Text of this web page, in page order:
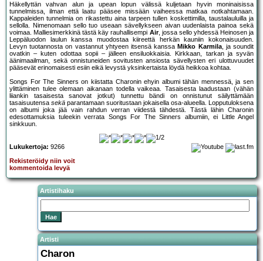
Häkellyttän vahvan alun ja upean lopun välissä kuljetaan hyvin moninaisissa
tunnelmissa, ilman että laatu pääsee missään vaiheessa matkaa notkahtamaan.
Kappaleiden tunnelmia on rikastettu aina tarpeen tullen koskettimilla, taustalauluilla ja
sellolla. Nimenomaan sello tuo useaan sävellykseen aivan uudenlaista painoa sekä
voimaa. Malliesimerkkinä tästä käy rauhallisempi Air, jossa sello yhdessä Heinosen ja
Leppäluodon laulun kanssa muodostaa kiireettä herkän kauniin kokonaisuuden.
Levyn tuotannosta on vastannut yhtyeen itsensä kanssa Mikko Karmila, ja soundit
ovatkin – kuten odottaa sopii – jälleen ensiluokkaisia. Kirkkaan, tarkan ja syvän
äänimaailman, sekä onnistuneiden sovitusten ansiosta sävellysten eri ulottuvuudet
pääsevät erinomaisesti esiin eikä levystä yksinkertaista löydä heikkoa kohtaa.
Songs For The Sinners on kiistatta Charonin ehyin albumi tähän mennessä, ja sen
ylittäminen tulee olemaan aikanaan todella vaikeaa. Tasaisesta laadustaan (vähän
liiankin tasaisesta sanovat jotkut) tunnettu bändi on onnistunut säilyttämään
tasaisuutensa sekä parantamaan suoritustaan jokaisella osa-alueella. Lopputuloksena
on albumi joka jää vain rahdun verran viidestä tähdestä. Tästä lähin Charonin
edesottamuksia tuleekin verrata Songs For The Sinners albumiin, ei Little Angel
sinkkuun.
Lukukertoja: 9266
Rekisteröidy niin voit
kommentoida levyä
Artistihaku
Artisti
Charon